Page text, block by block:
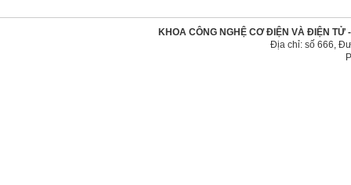
KHOA CÔNG NGHỆ CƠ ĐIỆN VÀ ĐIỆN TỬ
Địa chỉ: số 666,